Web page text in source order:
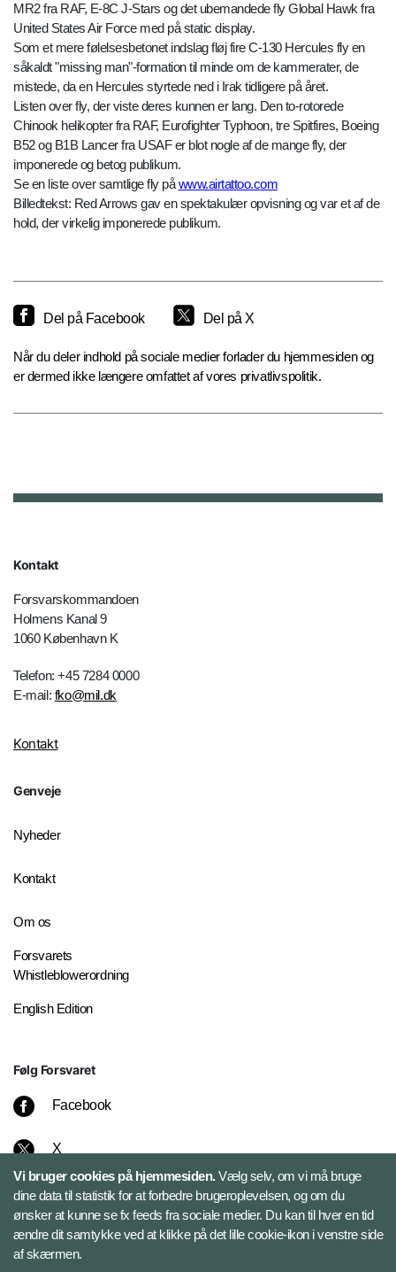
MR2 fra RAF, E-8C J-Stars og det ubemandede fly Global Hawk fra
United States Air Force med på static display.
Som et mere følelsesbetonet indslag fløj fire C-130 Hercules fly en
såkaldt "missing man"-formation til minde om de kammerater, de
mistede, da en Hercules styrtede ned i Irak tidligere på året.
Listen over fly, der viste deres kunnen er lang. Den to-rotorede
Chinook helikopter fra RAF, Eurofighter Typhoon, tre Spitfires, Boeing
B52 og B1B Lancer fra USAF er blot nogle af de mange fly, der
imponerede og betog publikum.
Se en liste over samtlige fly påwww.airtattoo.com
Billedtekst: Red Arrows gav en spektakulær opvisning og var et af de
hold, der virkelig imponerede publikum.
Del på Facebook Del på X
Når du deler indhold på sociale medier forlader du hjemmesiden og
er dermed ikke længere omfattet af vores privatlivspolitik.
Kontakt
Forsvarskommandoen
Holmens Kanal 9
1060 København K
Telefon: +45 7284 0000
E-mail: fko@mil.dk
Kontakt
Genveje
Nyheder
Kontakt
Om os
Forsvarets
Whistleblowerordning
English Edition
Følg Forsvaret
Facebook
X
Instagram
Bluesky
Vi bruger cookies på hjemmesiden.Vælg selv, om vi må bruge
dine data til statistik for at forbedre brugeroplevelsen, og om du
ønsker at kunne se fx feeds fra sociale medier. Du kan til hver en tid
ændre dit samtykke ved at klikke på det lille cookie-ikon i venstre side
af skærmen.